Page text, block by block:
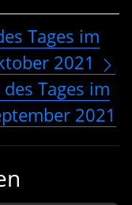
Tages im
2021
Tages im
2021